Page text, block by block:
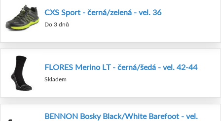
CXS Sport - černá/zelená - vel. 36
Do 3 dnů
FLORES Merino LT - černá/šedá - vel. 42-44
Skladem
BENNON Bosky Black/White Barefoot - vel.